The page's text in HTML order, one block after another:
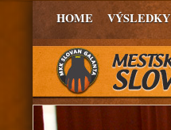
HOME VÝSLEDKY